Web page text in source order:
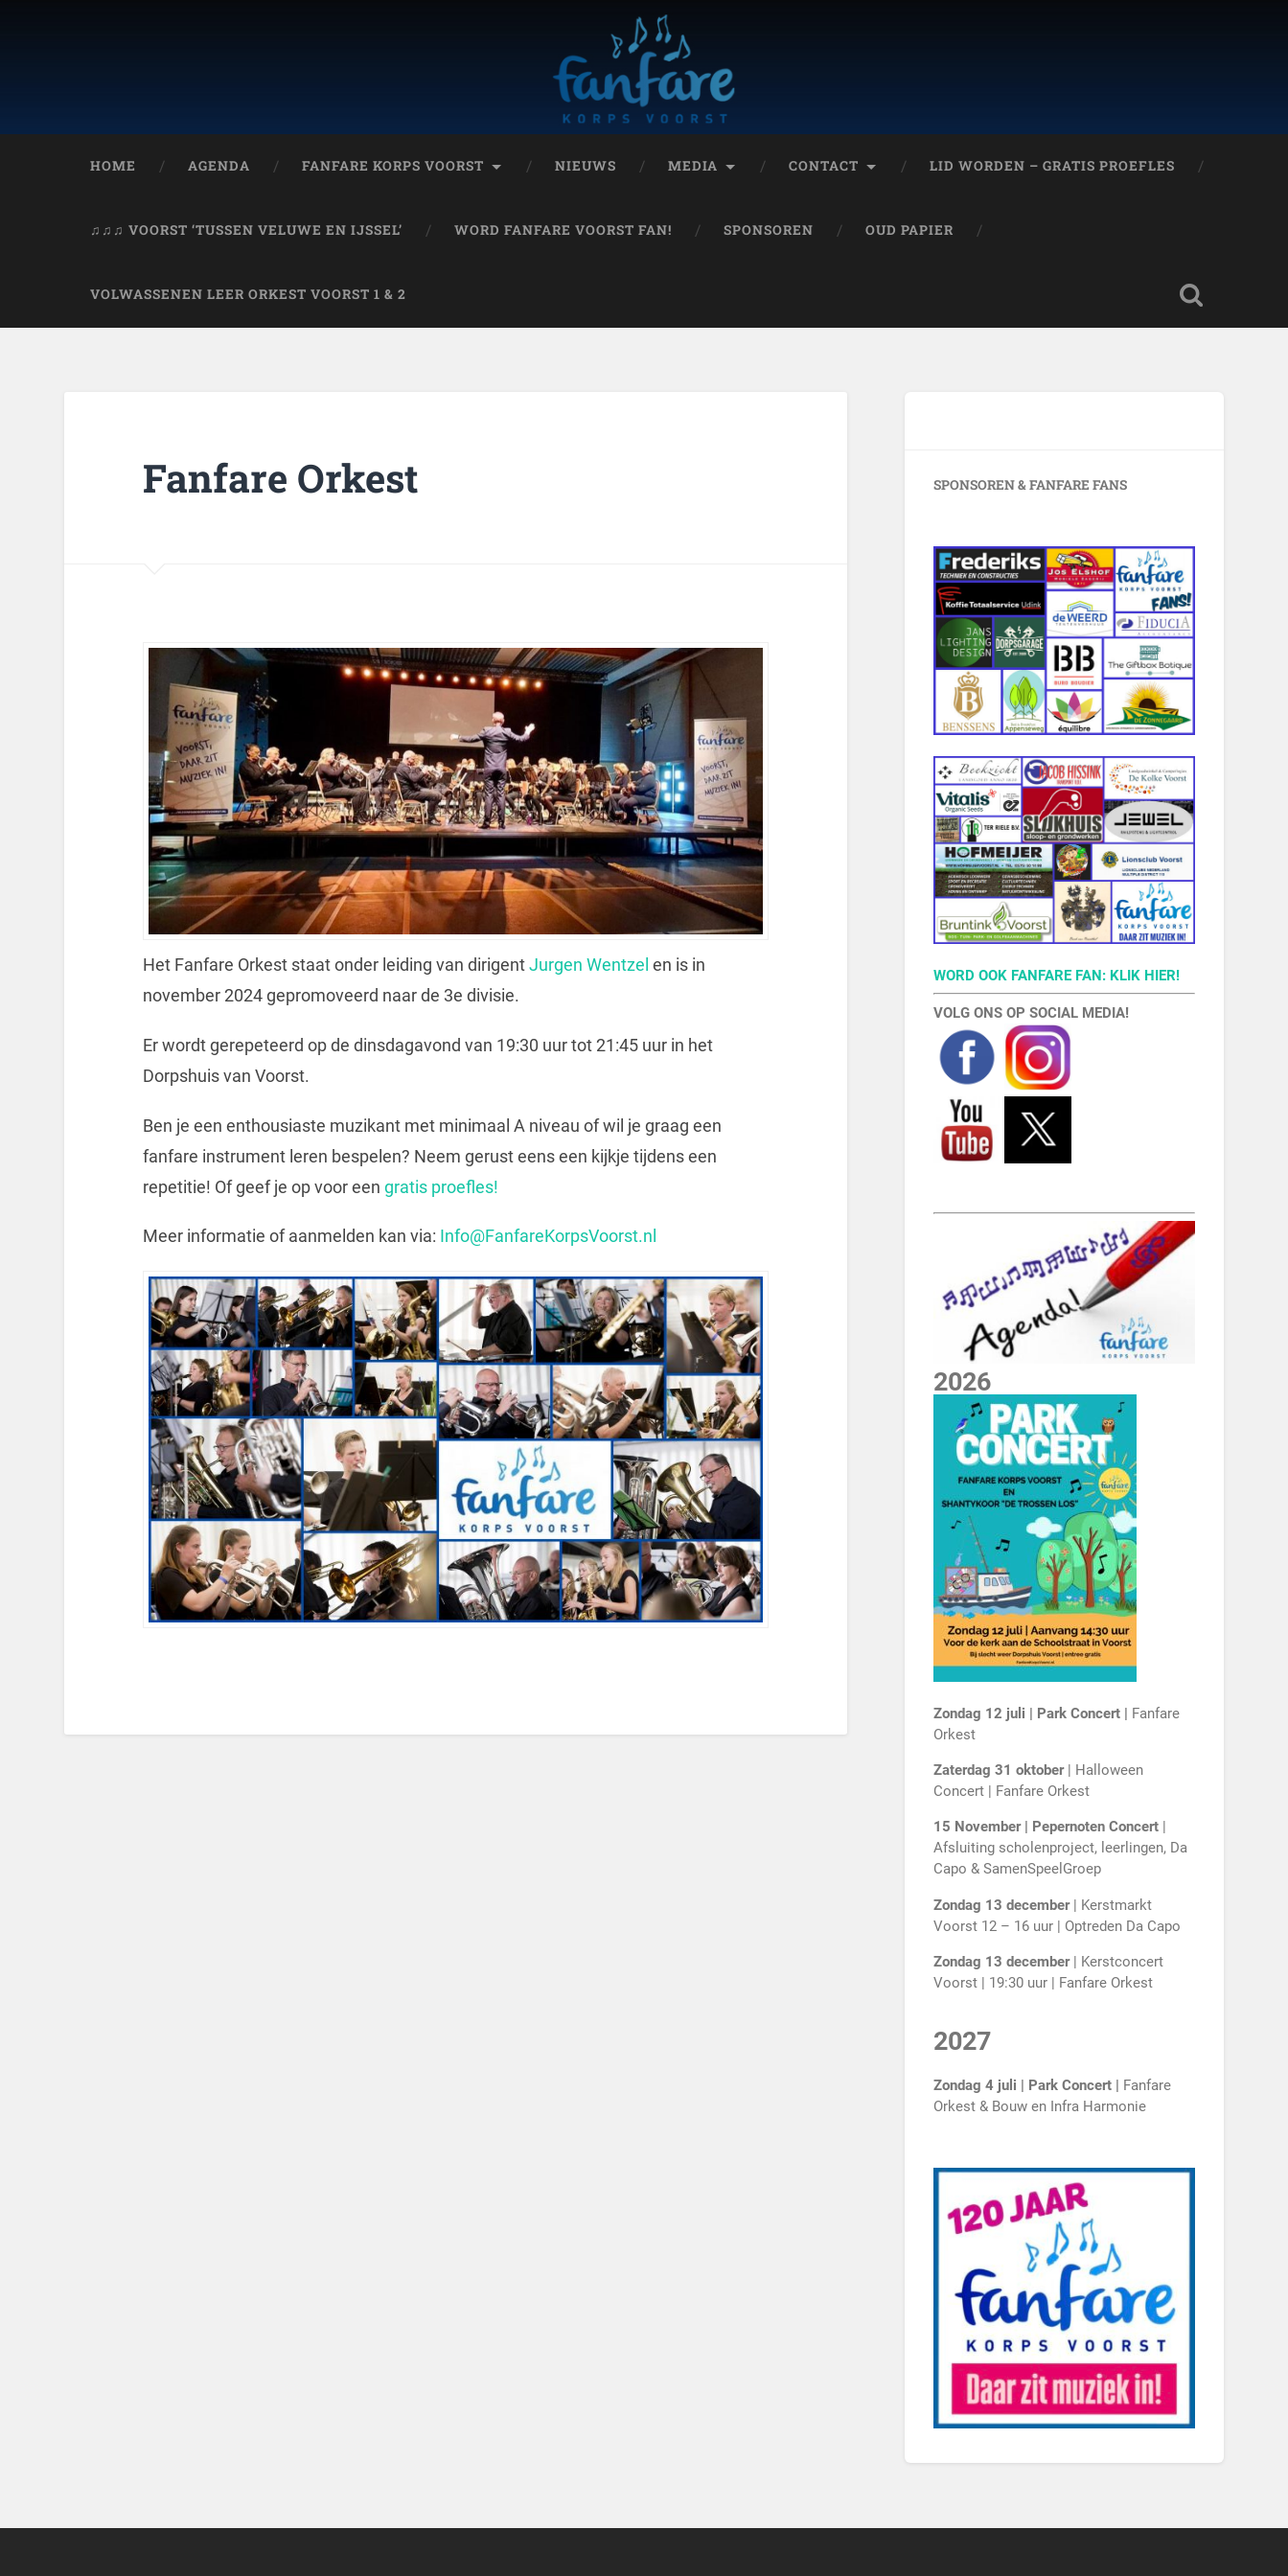
HOME AGENDA FANFARE KORPS VOORST NIEUWS MEDIA CONTACT LID WORDEN – GRATIS PROEFLES
♫♫♫ VOORST ‘TUSSEN VELUWE EN IJSSEL’ WORD FANFARE VOORST FAN! SPONSOREN OUD PAPIER
VOLWASSENEN LEER ORKEST VOORST 1 & 2
Fanfare Orkest
Het Fanfare Orkest staat onder leiding van dirigentJurgen Wentzel en is in
november 2024 gepromoveerd naar de 3e divisie.
Er wordt gerepeteerd op de dinsdagavond van 19:30 uur tot 21:45 uur in het
Dorpshuis van Voorst.
Ben je een enthousiaste muzikant met minimaal A niveau of wil je graag een
fanfare instrument leren bespelen? Neem gerust eens een kijkje tijdens een
repetitie! Of geef je op voor een gratis proefles!
Meer informatie of aanmelden kan via: Info@FanfareKorpsVoorst.nl
SPONSOREN & FANFARE FANS
WORD OOK FANFARE FAN: KLIK HIER!
VOLG ONS OP SOCIAL MEDIA!
2026
Zondag 12 juli | Park Concert | Fanfare
Orkest
Zaterdag 31 oktober| Halloween
Concert | Fanfare Orkest
15 November | Pepernoten Concert
Afsluiting scholenproject, leerlingen, Da
Capo & SamenSpeelGroep
Zondag 13 december| Kerstmarkt
Voorst 12 – 16 uur | Optreden Da Capo
Zondag 13 december| Kerstconcert
Voorst | 19:30 uur | Fanfare Orkest
2027
Zondag 4 juli | Park Concert | Fanfare
Orkest & Bouw en Infra Harmonie